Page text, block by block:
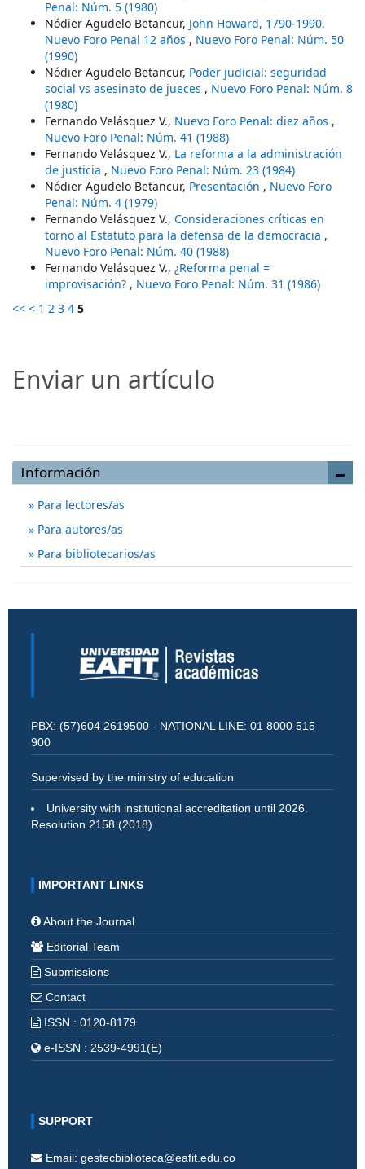
Penal: Núm. 5 (1980)
Nódier Agudelo Betancur, John Howard, 1790-1990.
Nuevo Foro Penal 12 años , Nuevo Foro Penal: Núm. 50
(1990)
Nódier Agudelo Betancur, Poder judicial: seguridad
social vs asesinato de jueces , Nuevo Foro Penal: Núm. 8
(1980)
Fernando Velásquez V., Nuevo Foro Penal: diez años ,
Nuevo Foro Penal: Núm. 41 (1988)
Fernando Velásquez V., La reforma a la administración
de justicia , Nuevo Foro Penal: Núm. 23 (1984)
Nódier Agudelo Betancur, Presentación , Nuevo Foro
Penal: Núm. 4 (1979)
Fernando Velásquez V., Consideraciones críticas en
torno al Estatuto para la defensa de la democracia ,
Nuevo Foro Penal: Núm. 40 (1988)
Fernando Velásquez V., ¿Reforma penal =
improvisación? , Nuevo Foro Penal: Núm. 31 (1986)
<< < 1 2 3 4 5
Enviar un artículo
Información
Para lectores/as
Para autores/as
Para bibliotecarios/as
PBX: (57)604 2619500 - NATIONAL LINE: 01 8000 515
900
Supervised by the ministry of education
University with institutional accreditation until 2026.
Resolution 2158 (2018)
IMPORTANT LINKS
About the Journal
Editorial Team
Submissions
Contact
ISSN : 0120-8179
e-ISSN : 2539-4991(E)
SUPPORT
Email: gestecbiblioteca@eafit.edu.co